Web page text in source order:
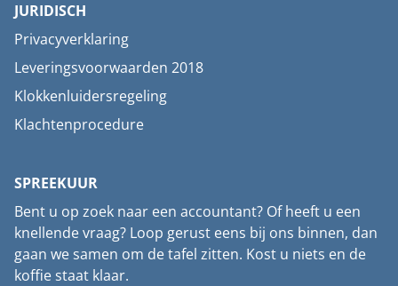
JURIDISCH
Privacyverklaring
Leveringsvoorwaarden 2018
Klokkenluidersregeling
Klachtenprocedure
SPREEKUUR
Bent u op zoek naar een accountant? Of heeft u een
knellende vraag? Loop gerust eens bij ons binnen, dan
gaan we samen om de tafel zitten. Kost u niets en de
koffie staat klaar.